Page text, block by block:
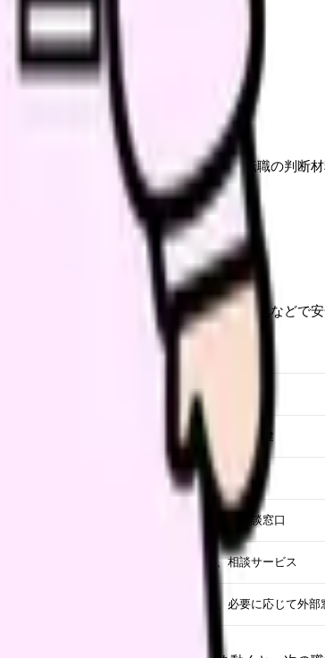
のに状況が変わらないなら、退職や転職の判断
す。もちろん、ハラスメントや体調悪化などで
確認する相手
師長、人事、産業保健
師長、人事、看護部
主治医、人事、相談窓口
自分、家族、相談サービス
職場、人事、必要に応じて外部